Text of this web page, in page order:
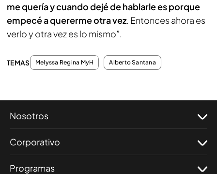
me quería y cuando dejé de hablarle es porque
empecé a quererme otra vez. Entonces ahora es
verlo y otra vez es lo mismo”.
TEMAS Melyssa Regina MyH Alberto Santana
Nosotros
Corporativo
Programas